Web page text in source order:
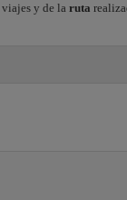
y de la ruta